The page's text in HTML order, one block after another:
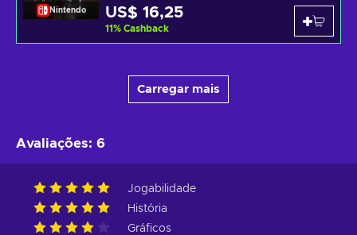
Nintendo US$ 16,25
11% Cashback
Carregar mais
Avaliações: 6
Jogabilidade
História
Gráficos